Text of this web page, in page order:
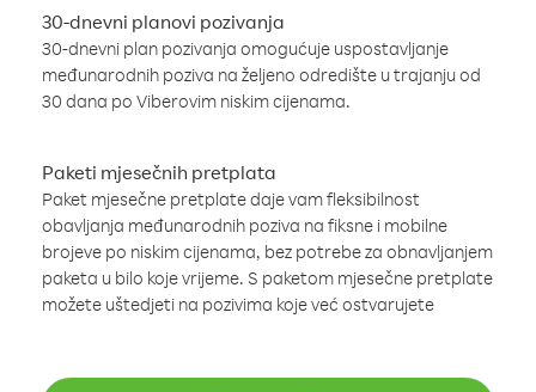
30-dnevni planovi pozivanja
30-dnevni plan pozivanja omogućuje uspostavljanje
međunarodnih poziva na željeno odredište u trajanju od
30 dana po Viberovim niskim cijenama.
Paketi mjesečnih pretplata
Paket mjesečne pretplate daje vam fleksibilnost
obavljanja međunarodnih poziva na fiksne i mobilne
brojeve po niskim cijenama, bez potrebe za obnavljanjem
paketa u bilo koje vrijeme. S paketom mjesečne pretplate
možete uštedjeti na pozivima koje već ostvarujete